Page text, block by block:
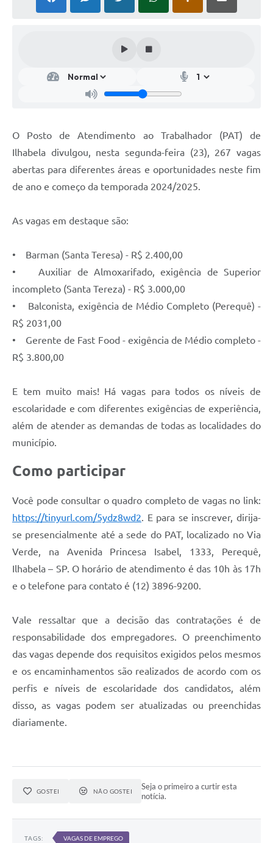
O Posto de Atendimento ao Trabalhador (PAT) de
Ilhabela divulgou, nesta segunda-feira (23), 267 vagas
abertas para diferentes áreas e oportunidades neste fim
de ano e começo da temporada 2024/2025.
As vagas em destaque são:
• Barman (Santa Teresa) - R$ 2.400,00
• Auxiliar de Almoxarifado, exigência de Superior
incompleto (Santa Tereza) - R$ 3.000,00
• Balconista, exigência de Médio Completo (Perequê) -
R$ 2031,00
• Gerente de Fast Food - exigência de Médio completo -
R$ 3.800,00
E tem muito mais! Há vagas para todos os níveis de
escolaridade e com diferentes exigências de experiência,
além de atender as demandas de todas as localidades do
município.
Como participar
Você pode consultar o quadro completo de vagas no link:
https://tinyurl.com/5ydz8wd2. E para se inscrever, dirija-
se presencialmente até a sede do PAT, localizado no Via
Verde, na Avenida Princesa Isabel, 1333, Perequê,
Ilhabela – SP. O horário de atendimento é das 10h às 17h
e o telefone para contato é (12) 3896-9200.
Vale ressaltar que a decisão das contratações é de
responsabilidade dos empregadores. O preenchimento
das vagas depende dos requisitos exigidos pelos mesmos
e os encaminhamentos são realizados de acordo com os
perfis e níveis de escolaridade dos candidatos, além
disso, as vagas podem ser atualizadas ou preenchidas
diariamente.
GOSTEI NÃO GOSTEI
Seja o primeiro a curtir esta
notícia.
TAGS: VAGAS DE EMPREGO